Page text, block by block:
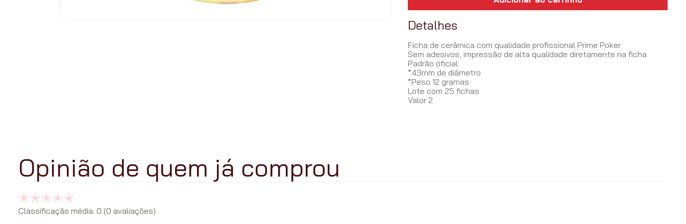
Detalhes
Ficha de cerâmica com qualidade profissional Prime Poker
Sem adesivos, impressão de alta qualidade diretamente na ficha
Padrão oficial:
*43mm de diâmetro
*Peso 12 gramas
Lote com 25 fichas
Valor 2
Classificação média: 0 (0 avaliações)